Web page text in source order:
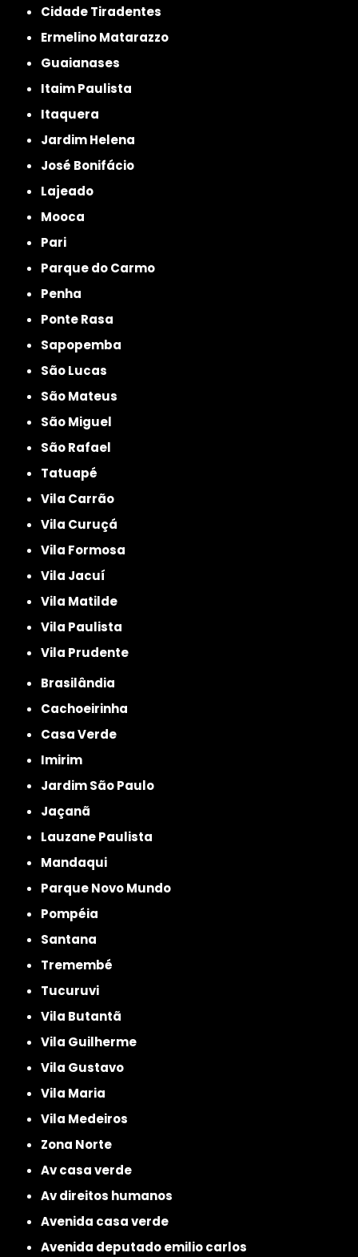
Cidade Tiradentes
Ermelino Matarazzo
Guaianases
Itaim Paulista
Itaquera
Jardim Helena
José Bonifácio
Lajeado
Mooca
Pari
Parque do Carmo
Penha
Ponte Rasa
Sapopemba
São Lucas
São Mateus
São Miguel
São Rafael
Tatuapé
Vila Carrão
Vila Curuçá
Vila Formosa
Vila Jacuí
Vila Matilde
Vila Paulista
Vila Prudente
Brasilândia
Cachoeirinha
Casa Verde
Imirim
Jardim São Paulo
Jaçanã
Lauzane Paulista
Mandaqui
Parque Novo Mundo
Pompéia
Santana
Tremembé
Tucuruvi
Vila Butantã
Vila Guilherme
Vila Gustavo
Vila Maria
Vila Medeiros
Zona Norte
av casa verde
av direitos humanos
avenida casa verde
avenida deputado emilio carlos